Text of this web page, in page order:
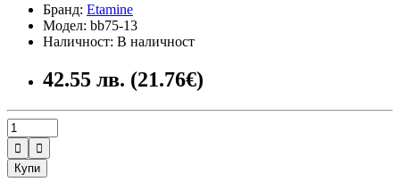
Бранд: Etamine
Модел: bb75-13
Наличност: В наличност
42.55 лв. (21.76€)


Купи